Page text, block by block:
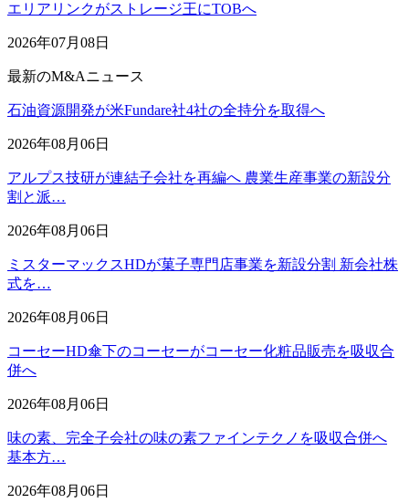
エリアリンクがストレージ王にTOBへ
2026年07月08日
最新のM&Aニュース
石油資源開発が米Fundare社4社の全持分を取得へ
2026年08月06日
アルプス技研が連結子会社を再編へ 農業生産事業の新設分
割と派…
2026年08月06日
ミスターマックスHDが菓子専門店事業を新設分割 新会社株
式を…
2026年08月06日
コーセーHD傘下のコーセーがコーセー化粧品販売を吸収合
併へ
2026年08月06日
味の素、完全子会社の味の素ファインテクノを吸収合併へ
基本方…
2026年08月06日